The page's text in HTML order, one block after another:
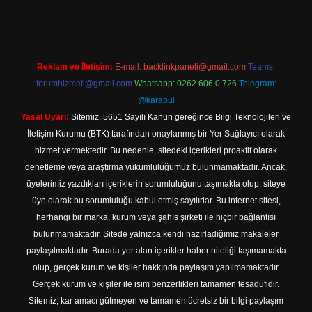
Reklam ve İletişim: E-mail: backlinkpaneli@gmail.com Teams:
forumhizmeti@gmail.com Whatsapp: 0262 606 0 726 Telegram:
@karabul
Yasal Uyarı: Sitemiz, 5651 Sayılı Kanun gereğince Bilgi Teknolojileri ve
İletişim Kurumu (BTK) tarafından onaylanmış bir Yer Sağlayıcı olarak
hizmet vermektedir. Bu nedenle, sitedeki içerikleri proaktif olarak
denetleme veya araştırma yükümlülüğümüz bulunmamaktadır. Ancak,
üyelerimiz yazdıkları içeriklerin sorumluluğunu taşımakta olup, siteye
üye olarak bu sorumluluğu kabul etmiş sayılırlar. Bu internet sitesi,
herhangi bir marka, kurum veya şahıs şirketi ile hiçbir bağlantısı
bulunmamaktadır. Sitede yalnızca kendi hazırladığımız makaleler
paylaşılmaktadır. Burada yer alan içerikler haber niteliği taşımamakta
olup, gerçek kurum ve kişiler hakkında paylaşım yapılmamaktadır.
Gerçek kurum ve kişiler ile isim benzerlikleri tamamen tesadüfidir.
Sitemiz, kar amacı gütmeyen ve tamamen ücretsiz bir bilgi paylaşım